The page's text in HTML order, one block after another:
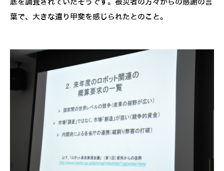
底を調査されていたそうです。被災者の方々からの感謝の言
葉で、大きな遣り甲斐を感じられたとのこと。